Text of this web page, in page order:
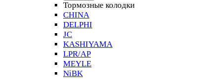
Тормозные колодки
CHINA
DELPHI
JC
KASHIYAMA
LPR/AP
MEYLE
NiBK